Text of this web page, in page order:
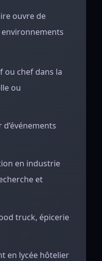
ouvre de
ou chef dans la
ou
en industrie
et
truck, épicerie
en lycée hôtelier